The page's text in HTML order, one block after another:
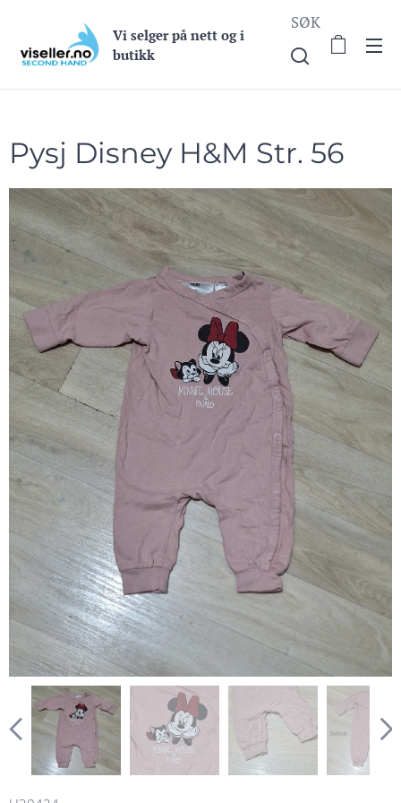
Vi selger på nett og i
butikk
SØK
Pysj Disney H&M Str. 56